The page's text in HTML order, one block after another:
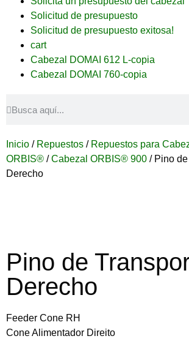
Solicitud de presupuesto
Solicitud de presupuesto exitosa!
cart
Cabezal DOMAI 612 L-copia
Cabezal DOMAI 760-copia
Inicio / Repuestos / Repuestos para
ORBIS® /Cabezal ORBIS® 900 / Pino
Derecho
Pino de
Derecho
Feeder Cone RH
Cone Alimentador Direito